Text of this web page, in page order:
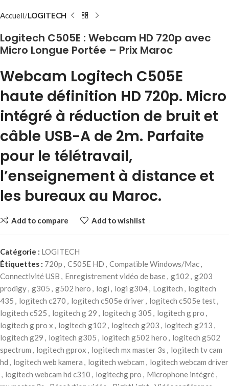
Accueil LOGITECH
Logitech C505E : Webcam HD 720p avec
Micro Longue Portée – Prix Maroc
Webcam Logitech C505E
haute définition HD 720p. Micro
intégré à réduction de bruit et
câble USB-A de 2m. Parfaite
pour le télétravail,
l’enseignement à distance et
les bureaux au Maroc.
Add to compare Add to wishlist
Catégorie : LOGITECH
Étiquettes : 720p , C505E HD , Compatible Windows/Mac,
Connectivité USB , Enregistrement vidéo de base, g102 , g203
prodigy, g305 , g502 hero , logi , logi g304, Logitech , logitech
435 , logitech c270 , logitech c505e driver, logitech c505e test,
logitech c525 , logitech g 29 , logitech g 305 , logitech g pro ,
logitech g pro x , logitech g102 , logitech g203 , logitech g213 ,
logitech g29 , logitech g305 , logitech g502 hero , logitech g502
spectrum , logitech gprox , logitech mx master 3s , logitech tv cam
hd , logitech web kamera , logitech webcam , logitech webcam driver
, logitech webcam hd c310 , logitechg pro , Microphone intégré ,